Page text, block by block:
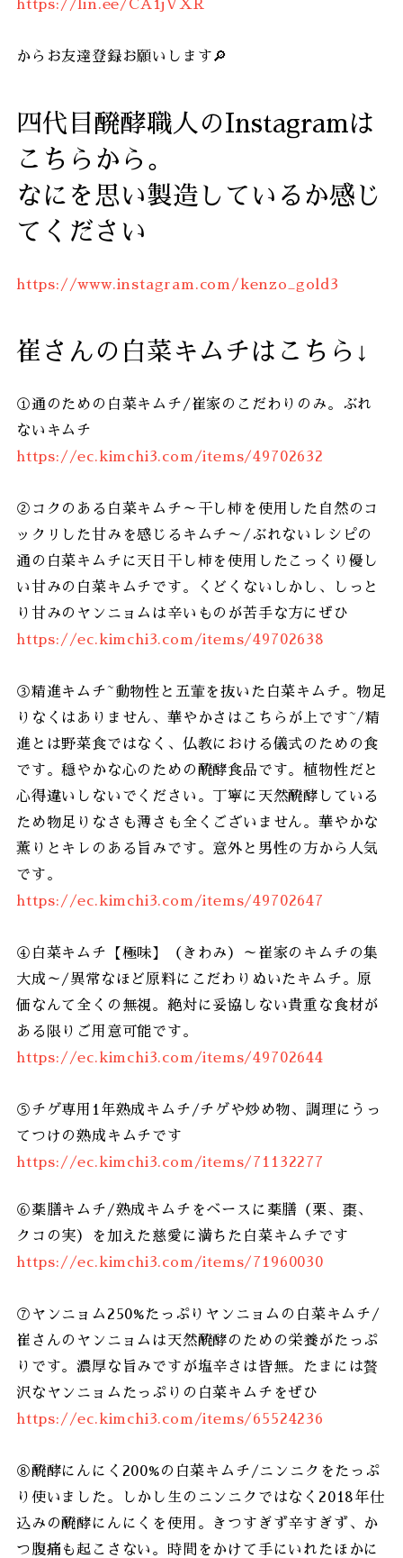
https://lin.ee/CA1jVXR
からお友達登録お願いします🔎
四代目醗酵職人のInstagramは
こちらから。
なにを思い製造しているか感じ
てください
https://www.instagram.com/kenzo_gold3
崔さんの白菜キムチはこちら↓
①通のための白菜キムチ/崔家のこだわりのみ。ぶれ
ないキムチ
https://ec.kimchi3.com/items/49702632
②コクのある白菜キムチ～干し柿を使用した自然のコ
ックリした甘みを感じるキムチ～/ぶれないレシピの
通の白菜キムチに天日干し柿を使用したこっくり優し
い甘みの白菜キムチです。くどくないしかし、しっと
り甘みのヤンニョムは辛いものが苦手な方にぜひ
https://ec.kimchi3.com/items/49702638
③精進キムチ~動物性と五葷を抜いた白菜キムチ。物足
りなくはありません、華やかさはこちらが上です~/精
進とは野菜食ではなく、仏教における儀式のための食
です。穏やかな心のための醗酵食品です。植物性だと
心得違いしないでください。丁寧に天然醗酵している
ため物足りなさも薄さも全くございません。華やかな
薫りとキレのある旨みです。意外と男性の方から人気
です。
https://ec.kimchi3.com/items/49702647
④白菜キムチ【極味】（きわみ）～崔家のキムチの集
大成～/異常なほど原料にこだわりぬいたキムチ。原
価なんて全くの無視。絶対に妥協しない貴重な食材が
ある限りご用意可能です。
https://ec.kimchi3.com/items/49702644
⑤チゲ専用1年熟成キムチ/チゲや炒め物、調理にうっ
てつけの熟成キムチです
https://ec.kimchi3.com/items/71132277
⑥薬膳キムチ/熟成キムチをベースに薬膳（栗、棗、
クコの実）を加えた慈愛に満ちた白菜キムチです
https://ec.kimchi3.com/items/71960030
⑦ヤンニョム250%たっぷりヤンニョムの白菜キムチ/
崔さんのヤンニョムは天然醗酵のための栄養がたっぷ
りです。濃厚な旨みですが塩辛さは皆無。たまには贅
沢なヤンニョムたっぷりの白菜キムチをぜひ
https://ec.kimchi3.com/items/65524236
⑧醗酵にんにく200%の白菜キムチ/ニンニクをたっぷ
り使いました。しかし生のニンニクではなく2018年仕
込みの醗酵にんにくを使用。きつすぎず辛すぎず、か
つ腹痛も起こさない。時間をかけて手にいれたほかに